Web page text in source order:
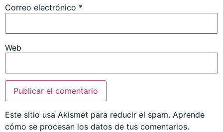
Correo electrónico *
Web
Este sitio usa Akismet para reducir el spam. Aprende
cómo se procesan los datos de tus comentarios.